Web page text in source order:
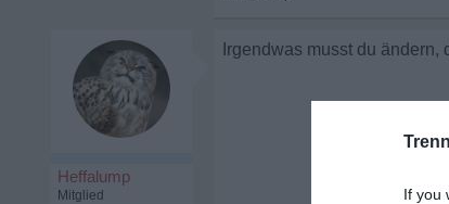
If you
Heffalump
Mitglied
Irgendwas musst du